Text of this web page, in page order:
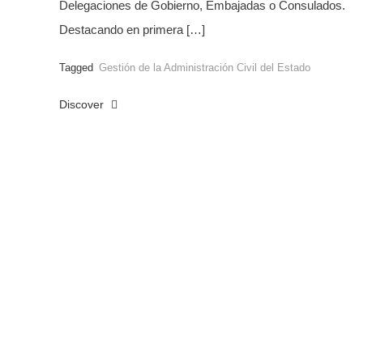
Delegaciones de Gobierno, Embajadas o Consulados.
Destacando en primera […]
Tagged Gestión de la Administración Civil del Estado
Discover